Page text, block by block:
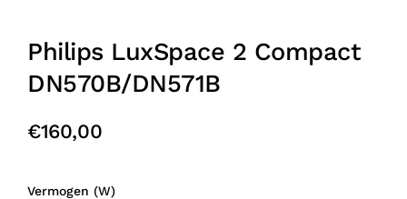
Philips LuxSpace 2 Compact
DN570B/DN571B
€160,00
Vermogen (W)